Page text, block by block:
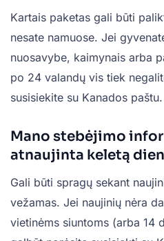
Kartais paketas gali būti
nesate namuose. Jei
nuosavybe, kaimynais arba
po 24 valandų vis tiek
susisiekite su Kanados paštu.
Mano stebėjimo
atnaujinta keletą
Gali būti spragų sekant
vežamas. Jei naujinių nėra
vietinėms siuntoms (arba 14